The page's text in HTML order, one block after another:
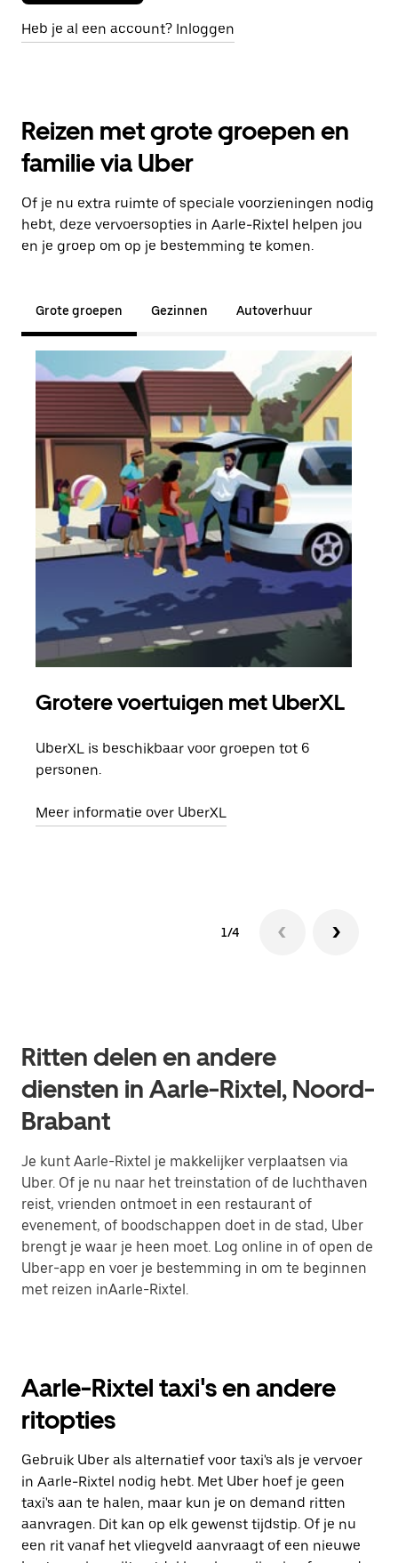
Heb je al een account? Inloggen
Reizen met grote groepen en
familie via Uber
Of je nu extra ruimte of speciale voorzieningen nodig
hebt, deze vervoersopties in Aarle-Rixtel helpen jou
en je groep om op je bestemming te komen.
Grote groepen Gezinnen Autoverhuur
Grotere voertuigen met UberXL
UberXL is beschikbaar voor groepen tot 6
personen.
Meer informatie over UberXL
1/4
Ritten delen en andere
diensten in Aarle-Rixtel, Noord-
Brabant
Je kunt Aarle-Rixtel je makkelijker verplaatsen via
Uber. Of je nu naar het treinstation of de luchthaven
reist, vrienden ontmoet in een restaurant of
evenement, of boodschappen doet in de stad, Uber
brengt je waar je heen moet. Log online in of open de
Uber-app en voer je bestemming in om te beginnen
met reizen inAarle-Rixtel.
Aarle-Rixtel taxi's en andere
ritopties
Gebruik Uber als alternatief voor taxi's als je vervoer
in Aarle-Rixtel nodig hebt. Met Uber hoef je geen
taxi's aan te halen, maar kun je on demand ritten
aanvragen. Dit kan op elk gewenst tijdstip. Of je nu
een rit vanaf het vliegveld aanvraagt of een nieuwe